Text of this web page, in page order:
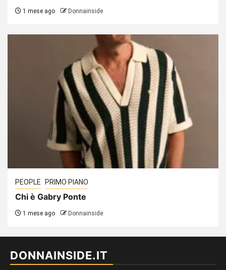
1 mese ago Donnainside
PEOPLE PRIMO PIANO
Chi è Gabry Ponte
1 mese ago Donnainside
DONNAINSIDE.IT